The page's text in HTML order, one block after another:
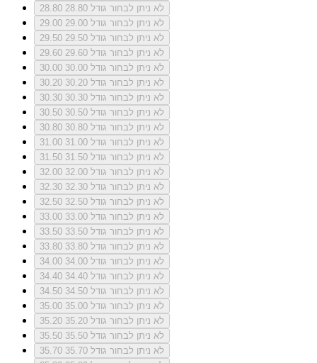
28.80
לא ניתן לבחור גודל 28.80
29.00
לא ניתן לבחור גודל 29.00
29.50
לא ניתן לבחור גודל 29.50
29.60
לא ניתן לבחור גודל 29.60
30.00
לא ניתן לבחור גודל 30.00
30.20
לא ניתן לבחור גודל 30.20
30.30
לא ניתן לבחור גודל 30.30
30.50
לא ניתן לבחור גודל 30.50
30.80
לא ניתן לבחור גודל 30.80
31.00
לא ניתן לבחור גודל 31.00
31.50
לא ניתן לבחור גודל 31.50
32.00
לא ניתן לבחור גודל 32.00
32.30
לא ניתן לבחור גודל 32.30
32.50
לא ניתן לבחור גודל 32.50
33.00
לא ניתן לבחור גודל 33.00
33.50
לא ניתן לבחור גודל 33.50
33.80
לא ניתן לבחור גודל 33.80
34.00
לא ניתן לבחור גודל 34.00
34.40
לא ניתן לבחור גודל 34.40
34.50
לא ניתן לבחור גודל 34.50
35.00
לא ניתן לבחור גודל 35.00
35.20
לא ניתן לבחור גודל 35.20
35.50
לא ניתן לבחור גודל 35.50
35.70
לא ניתן לבחור גודל 35.70